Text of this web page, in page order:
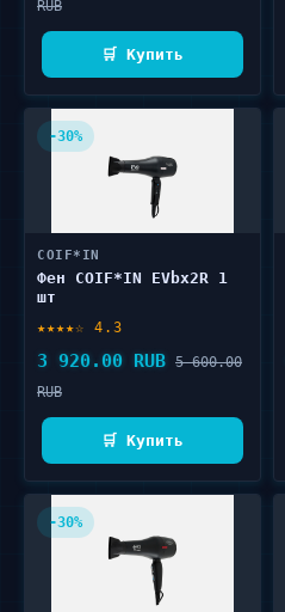
RUB
🛒 Купить
-30%
COIF*IN
Фен COIF*IN EVbx2R 1
шт
★★★★☆ 4.3
3 920.00 RUB 5 600.00
RUB
🛒 Купить
-30%